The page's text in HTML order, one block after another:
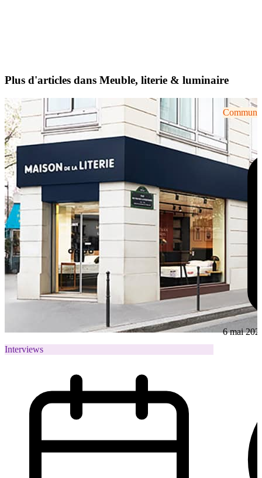
Plus d'articles dans Meuble, literie & luminaire
Interviews
6 mai